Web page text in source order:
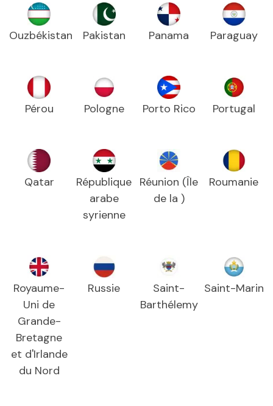
Ouzbékistan Pakistan Panama Paraguay
Pérou Pologne Porto Rico Portugal
Qatar
République
arabe
syrienne
Réunion (Île
de la )
Roumanie
Royaume-
Uni de
Grande-
Bretagne
et d'Irlande
du Nord
Russie
Saint-
Barthélemy
Saint-Marin